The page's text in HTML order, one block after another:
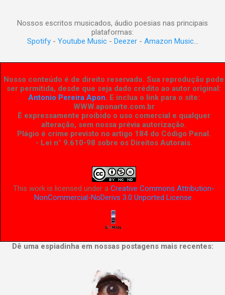
Nossos escritos musicados, áudio poesias nas principais
plataformas:
Spotify- Youtube Music- Deezer- Amazon Music...
Nosso conteúdo é de direito reservado. Sua reprodução pode
ser permitida, desde que seja dado crédito ao autor original:
Antonio Pereira Apon. E inclua o link para o site:
WWW.aponarte.com.br
É expressamente proibido o uso comercial e qualquer
alteração, sem nossa prévia autorização.
Plágio é crime previsto no artigo 184 do Código Penal.
- Lei n° 9.610-98 sobre os Direitos Autorais.
This work is licensed under aCreative Commons Attribution-
NonCommercial-NoDerivs 3.0 Unported License.
Dê uma espiadinha em nossas postagens mais recentes: